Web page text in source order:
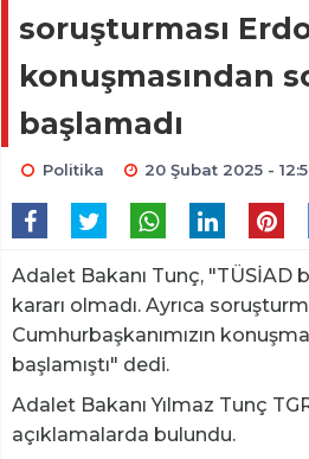
soruşturması
konuşmasından
başlamadı
Politika 20 Şubat 2025 -
Adalet Bakanı Tunç, "TÜSİAD
kararı olmadı. Ayrıca
Cumhurbaşkanımızın
başlamıştı" dedi.
Adalet Bakanı Yılmaz Tunç
açıklamalarda bulundu.